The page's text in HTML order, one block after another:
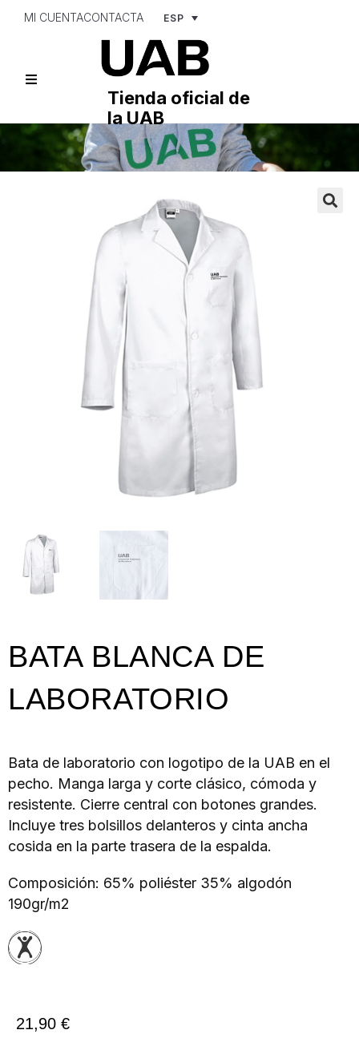
MI CUENTACONTACTA ESP
Tienda oficial de
la UAB
BATA BLANCA DE
LABORATORIO
Bata de laboratorio con logotipo de la UAB en el
pecho. Manga larga y corte clásico, cómoda y
resistente. Cierre central con botones grandes.
Incluye tres bolsillos delanteros y cinta ancha
cosida en la parte trasera de la espalda.
Composición: 65% poliéster 35% algodón
190gr/m2
21,90 €